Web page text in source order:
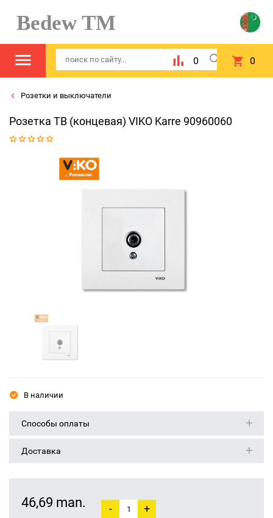
Bedew TM
0 0
Розетки и выключатели
Розетка ТВ (концевая) VIKO Karre 90960060
В наличии
Способы оплаты
Доставка
46,69 man. - +